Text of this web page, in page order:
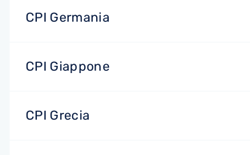
CPI Germania
CPI Giappone
CPI Grecia